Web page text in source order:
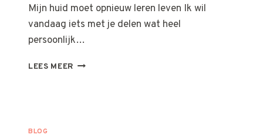
Mijn huid moet opnieuw leren leven Ik wil
vandaag iets met je delen wat heel
persoonlijk…
LEES MEER TSW
BLOG